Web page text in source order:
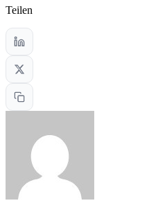
Teilen